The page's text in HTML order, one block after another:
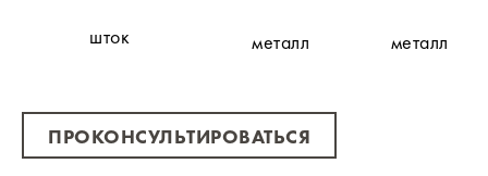
шток металл металл
ПРОКОНСУЛЬТИРОВАТЬСЯ